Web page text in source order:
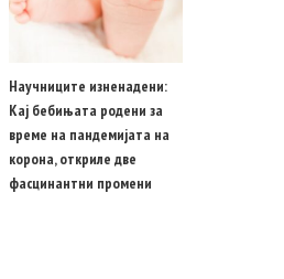
Научниците изненадени:
Кај бебињата родени за
време на пандемијата на
корона, откриле две
фасцинантни промени